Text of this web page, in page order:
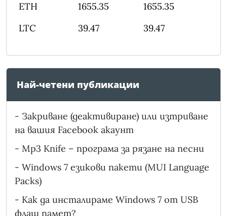
ETH
1655.35
1655.35
LTC
39.47 39.47
Най-четени публикации
- Закриване (деактивиране) или изтриване
на вашия Facebook акаунт
- Mp3 Knife – програма за рязане на песни
- Windows 7 езикови пакети (MUI Language
Packs)
- Как да инсталираме Windows 7 от USB
флаш памет?